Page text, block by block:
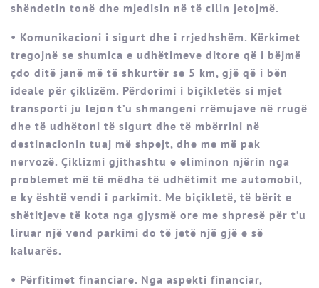
shëndetin tonë dhe mjedisin në të cilin jetojmë.
• Komunikacioni i sigurt dhe i rrjedhshëm. Kërkimet
tregojnë se shumica e udhëtimeve ditore që i bëjmë
çdo ditë janë më të shkurtër se 5 km, gjë që i bën
ideale për çiklizëm. Përdorimi i biçikletës si mjet
transporti ju lejon t’u shmangeni rrëmujave në rrugë
dhe të udhëtoni të sigurt dhe të mbërrini në
destinacionin tuaj më shpejt, dhe me më pak
nervozë. Çiklizmi gjithashtu e eliminon njërin nga
problemet më të mëdha të udhëtimit me automobil,
e ky është vendi i parkimit. Me biçikletë, të bërit e
shëtitjeve të kota nga gjysmë ore me shpresë për t’u
liruar një vend parkimi do të jetë një gjë e së
kaluarës.
• Përfitimet financiare. Nga aspekti financiar,